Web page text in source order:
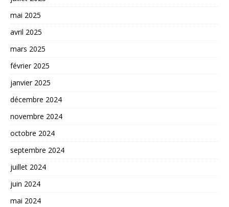
mai 2025
avril 2025
mars 2025
février 2025
janvier 2025
décembre 2024
novembre 2024
octobre 2024
septembre 2024
juillet 2024
juin 2024
mai 2024